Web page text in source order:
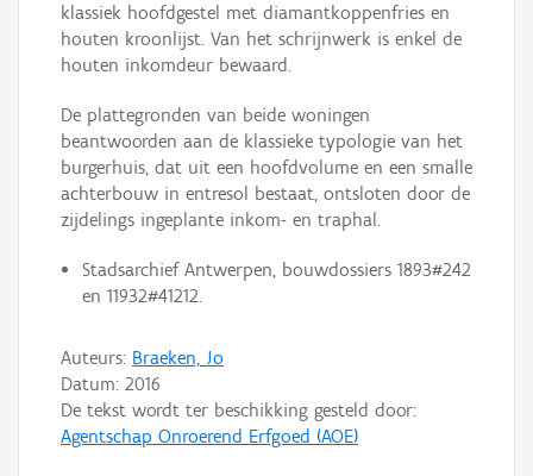
klassiek hoofdgestel met diamantkoppenfries en
houten kroonlijst. Van het schrijnwerk is enkel de
houten inkomdeur bewaard.
De plattegronden van beide woningen
beantwoorden aan de klassieke typologie van het
burgerhuis, dat uit een hoofdvolume en een smalle
achterbouw in entresol bestaat, ontsloten door de
zijdelings ingeplante inkom- en traphal.
Stadsarchief Antwerpen, bouwdossiers 1893#242
en 11932#41212.
Auteurs: Braeken, Jo
Datum: 2016
De tekst wordt ter beschikking gesteld door:
Agentschap Onroerend Erfgoed (AOE)